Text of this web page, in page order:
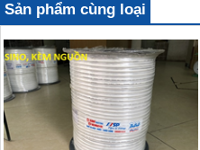
Sản phẩm cùng loại